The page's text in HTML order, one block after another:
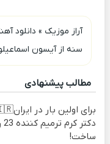
آراز موزیک » دانلود
سنه از آیسون
مطالب پیشنهادی
ساخت!